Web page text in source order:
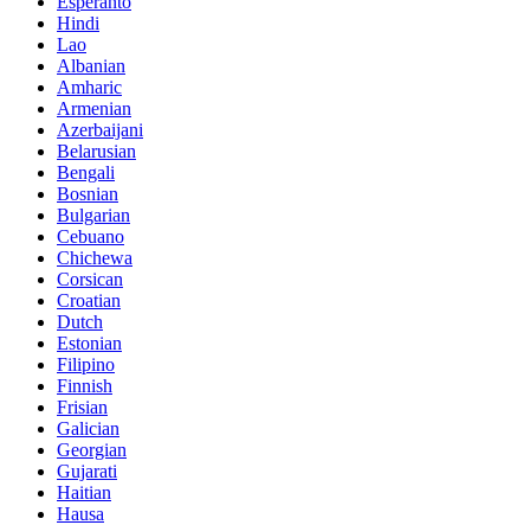
Hindi
Lao
Albanian
Amharic
Armenian
Azerbaijani
Belarusian
Bengali
Bosnian
Bulgarian
Cebuano
Chichewa
Corsican
Croatian
Dutch
Estonian
Filipino
Finnish
Frisian
Galician
Georgian
Gujarati
Haitian
Hausa